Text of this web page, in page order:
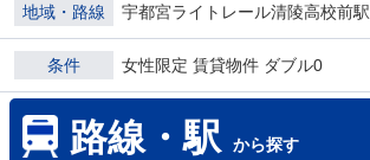
地域・路線 宇都宮ライトレール清陵高校前駅
条件 女性限定 賃貸物件 ダブル0
路線・駅 から探す